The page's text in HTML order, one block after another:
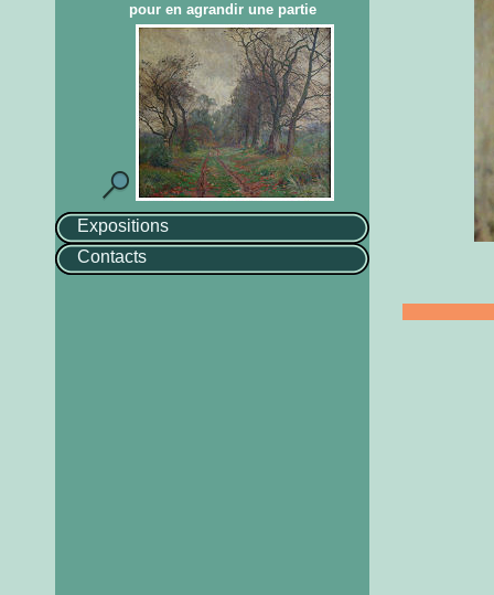
pour en agrandir une partie
Expositions
Contacts